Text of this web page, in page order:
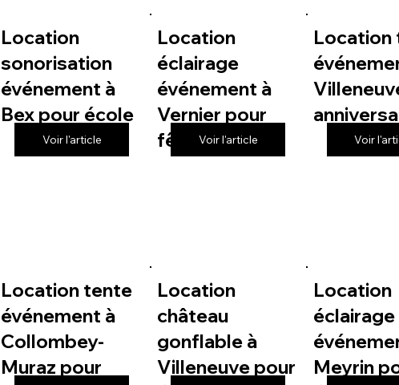
Location
sonorisation
événement à
Bex pour école
Voir l'article
Location
éclairage
événement à
Vernier pour
fête de village
Voir l'article
Location
Voir
Location tente
événement à
Collombey-
Muraz pour
Location
château
gonflable à
Villeneuve pour
Location
éclairage
Meyrin